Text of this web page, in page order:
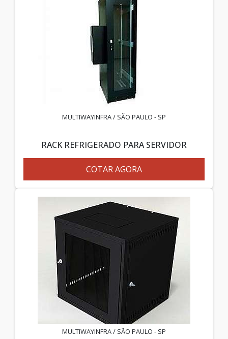
MULTIWAYINFRA / SÃO PAULO - SP
RACK REFRIGERADO PARA SERVIDOR
COTAR AGORA
MULTIWAYINFRA / SÃO PAULO - SP